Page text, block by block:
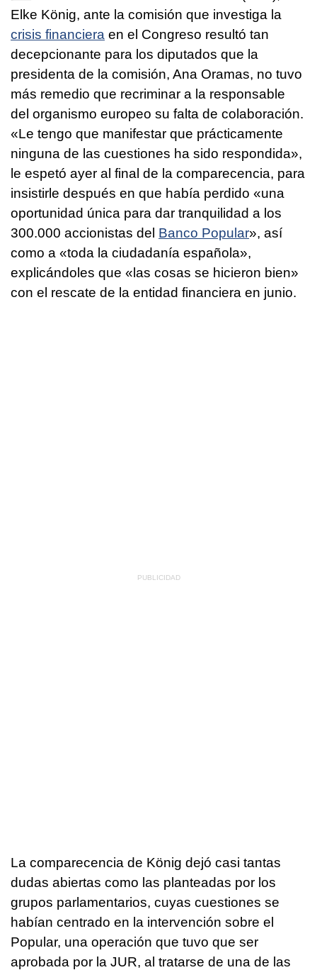
Elke König, ante la comisión que investiga la
crisis financiera en el Congreso resultó tan
decepcionante para los diputados que la
presidenta de la comisión, Ana Oramas, no tuvo
más remedio que recriminar a la responsable
del organismo europeo su falta de colaboración.
«Le tengo que manifestar que prácticamente
ninguna de las cuestiones ha sido respondida»,
le espetó ayer al final de la comparecencia, para
insistirle después en que había perdido «una
oportunidad única para dar tranquilidad a los
300.000 accionistas del Banco Popular», así
como a «toda la ciudadanía española»,
explicándoles que «las cosas se hicieron bien»
con el rescate de la entidad financiera en junio.
La comparecencia de König dejó casi tantas
dudas abiertas como las planteadas por los
grupos parlamentarios, cuyas cuestiones se
habían centrado en la intervención sobre el
Popular, una operación que tuvo que ser
aprobada por la JUR, al tratarse de una de las